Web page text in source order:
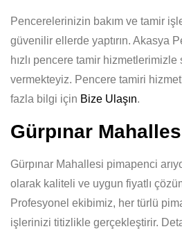
Pencerelerinizin bakım ve tamir
güvenilir ellerde yaptırın. Akasya
hızlı pencere tamir
vermekteyiz. Pencere tamiri
fazla bilgi için Bize Ulaşın.
Gürpınar
Gürpınar Mahallesi pimapenci
olarak kaliteli ve uygun fiyatlı
Profesyonel ekibimiz, her türlü
işlerinizi titizlikle gerçekleştirir.